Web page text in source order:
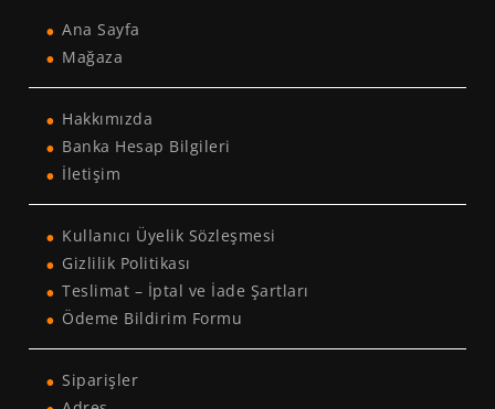
Ana Sayfa
Mağaza
Hakkımızda
Banka Hesap Bilgileri
İletişim
Kullanıcı Üyelik Sözleşmesi
Gizlilik Politikası
Teslimat – İptal ve İade Şartları
Ödeme Bildirim Formu
Siparişler